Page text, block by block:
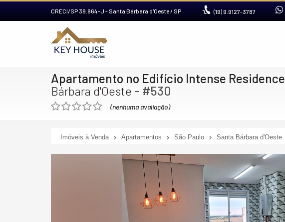
CRECI/SP 39.864-J - Santa Bárbara d'Oeste / SP (19)9.9127-3787
Apartamento no Edifício Intense Residence
Bárbara d'Oeste - #530
(nenhuma avaliação)
Imóveis à Venda Apartamentos São Paulo Santa Bárbara d'Oeste